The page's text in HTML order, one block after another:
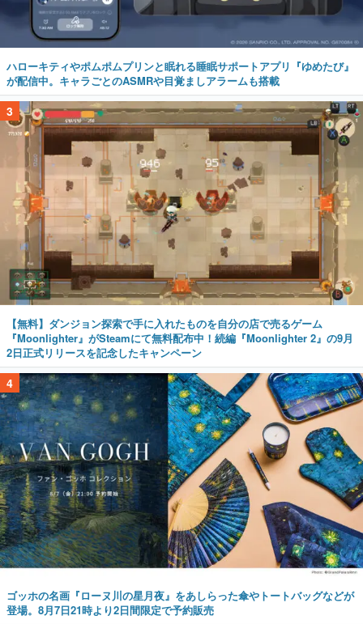
ハローキティやポムポムプリンと眠れる睡眠サポートアプリ『ゆめたび』
が配信中。キャラごとのASMRや目覚ましアラームも搭載
3
【無料】ダンジョン探索で手に入れたものを自分の店で売るゲーム
『Moonlighter』がSteamにて無料配布中！続編『Moonlighter 2』の9月
2日正式リリースを記念したキャンペーン
4
ゴッホの名画『ローヌ川の星月夜』をあしらった傘やトートバッグなどが
登場。8月7日21時より2日間限定で予約販売